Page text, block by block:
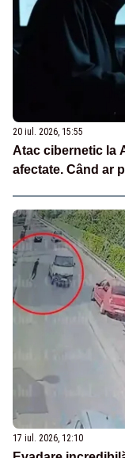
20 iul. 2026, 15:55
Atac cibernetic la
afectate. Când ar
17 iul. 2026, 12:10